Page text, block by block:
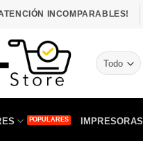
INCOMPARABLES!
IMPRESORAS